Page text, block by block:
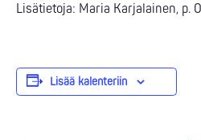
Lisätietoja: Maria Karjalainen, p.
Lisää kalenteriin